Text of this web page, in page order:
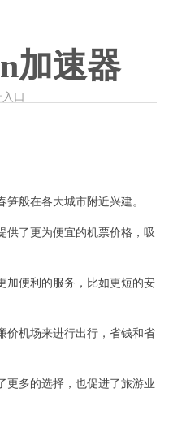
加速器
口
般在各大城市附近兴建。
了更为便宜的机票价格，吸
便利的服务，比如更短的安
机场来进行出行，省钱和省
多的选择，也促进了旅游业